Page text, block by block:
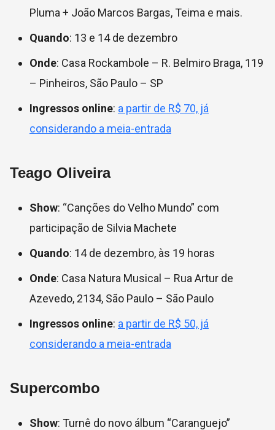
Pluma + João Marcos Bargas, Teima e mais.
Quando: 13 e 14 de dezembro
Onde: Casa Rockambole – R. Belmiro Braga, 119
– Pinheiros, São Paulo – SP
Ingressos online: a partir de R$ 70, já
considerando a meia-entrada
Teago Oliveira
Show: “Canções do Velho Mundo” com
participação de Silvia Machete
Quando: 14 de dezembro, às 19 horas
Onde: Casa Natura Musical – Rua Artur de
Azevedo, 2134, São Paulo – São Paulo
Ingressos online: a partir de R$ 50, já
considerando a meia-entrada
Supercombo
Show: Turnê do novo álbum “Caranguejo”